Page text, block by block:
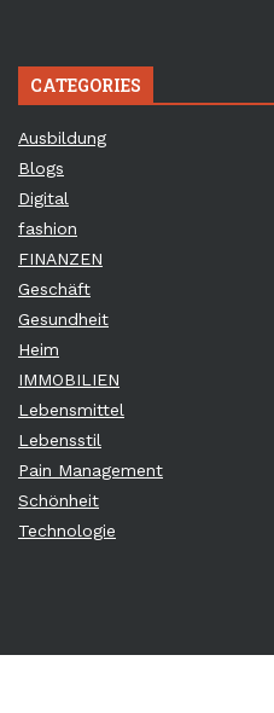
CATEGORIES
Ausbildung
Blogs
Digital
fashion
FINANZEN
Geschäft
Gesundheit
Heim
IMMOBILIEN
Lebensmittel
Lebensstil
Pain Management
Schönheit
Technologie